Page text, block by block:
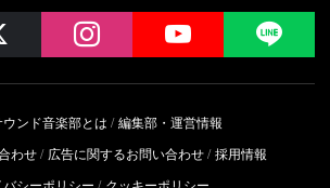
instagram YouTube
ウンド音楽部とは
編集部・運営情報
わせ
広告に関するお問い合わせ 採用情報